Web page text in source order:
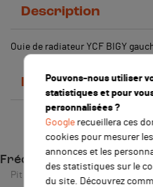
Description
Ouie de radiateur YCF BIGY
Détails du produit
Fréquemment achetés
Pit Bike / Dirt Bike
Pouvons-nous utiliser
statistiques et pour
personnalisées ?
Googlerecueillera ces
cookies pour mesurer
annonces et les
des statistiques sur le
du site. Découvrez